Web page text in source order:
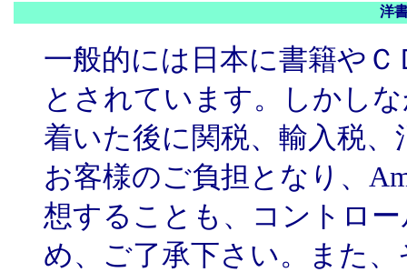
洋
一般的には日本に書籍や
とされています。しかし
着いた後に関税、輸入税
お客様のご負担となり、
想することも、コントロ
め、ご了承下さい。また